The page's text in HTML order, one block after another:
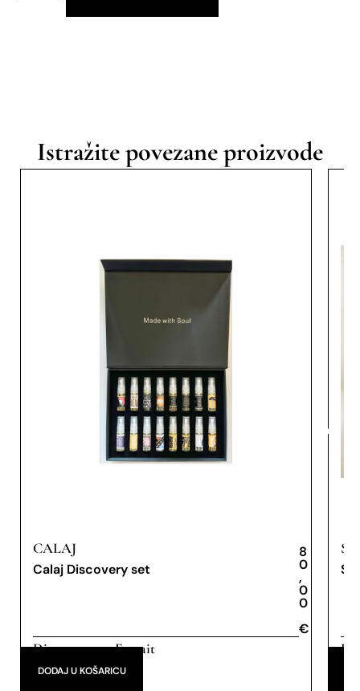
Istražite povezane proizvode
CALAJ
Calaj Discovery set
8
0
,
0
0
€
Discovery set,Extrait
de Parfum
DODAJ U KOŠARICU